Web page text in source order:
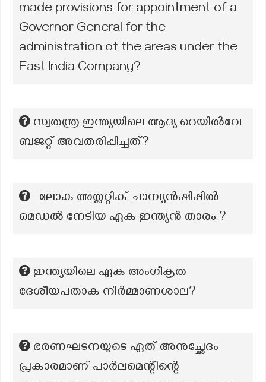
made provisions for appointment of a
Governor General for the
administration of the areas under the
East India Company?
സ്വതന്ത്ര ഇന്ത്യയിലെ ആദ്യ റെയിൽവേ
ബജറ്റ് അവതരിപ്പിച്ചത്?
ലോക അത്ലറ്റിക് ചാമ്പ്യൻഷിപ്പിൽ
മെഡൽ നേടിയ ഏക ഇന്ത്യൻ താരം ?
ഇന്ത്യയിലെ ഏക അംഗീകൃത
ദേശീയപതാക നിർമ്മാണശാല?
ഭരണഘടനയുടെ ഏത് അനുച്ഛേദം
പ്രകാരമാണ് പാർലമെന്റിന്റെ